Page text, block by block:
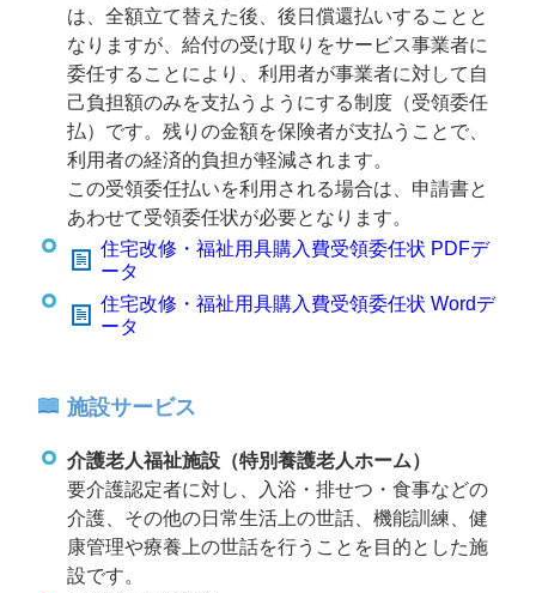
は、全額立て替えた後、後日償還払いすることと
なりますが、給付の受け取りをサービス事業者に
委任することにより、利用者が事業者に対して自
己負担額のみを支払うようにする制度（受領委任
払）です。残りの金額を保険者が支払うことで、
利用者の経済的負担が軽減されます。
この受領委任払いを利用される場合は、申請書と
あわせて受領委任状が必要となります。
住宅改修・福祉用具購入費受領委任状 PDFデ
ータ
住宅改修・福祉用具購入費受領委任状 Wordデ
ータ
施設サービス
介護老人福祉施設（特別養護老人ホーム）
要介護認定者に対し、入浴・排せつ・食事などの
介護、その他の日常生活上の世話、機能訓練、健
康管理や療養上の世話を行うことを目的とした施
設です。